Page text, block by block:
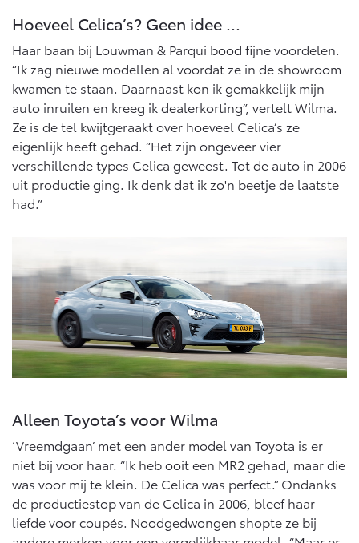
Mirai
WATERSTOF-ELEKTRISCH
Vanaf € 76.695,-
Proace City (excl. BTW)
OOK ALS BATTERIJ-
ELEKTRISCH
Vanaf € 27.945,-
ELEKTRISCH
Vanaf € 37.500,- Vanaf € 55.950,-
Proace Max (excl. BTW)
OOK ALS BATTERIJ-
ELEKTRISCH
Hilux (excl. BTW)
OOK ALS BATTERIJ-
ELEKTRISCH
Hoeveel Celica’s? Geen idee ...
Haar baan bij Louwman & Parqui bood fijne voordelen.
“Ik zag nieuwe modellen al voordat ze in de showroom
kwamen te staan. Daarnaast kon ik gemakkelijk mijn
auto inruilen en kreeg ik dealerkorting”, vertelt Wilma.
Ze is de tel kwijtgeraakt over hoeveel Celica’s ze
eigenlijk heeft gehad. “Het zijn ongeveer vier
verschillende types Celica geweest. Tot de auto in 2006
uit productie ging. Ik denk dat ik zo'n beetje de laatste
had.”
Alleen Toyota’s voor Wilma
‘Vreemdgaan’ met een ander model van Toyota is er
niet bij voor haar. “Ik heb ooit een MR2 gehad, maar die
was voor mij te klein. De Celica was perfect.” Ondanks
de productiestop van de Celica in 2006, bleef haar
liefde voor coupés. Noodgedwongen shopte ze bij